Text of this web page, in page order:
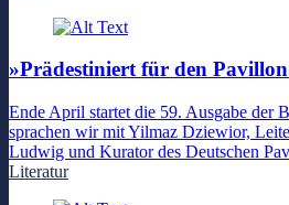
»Prädestiniert für den
Ende April startet die 59. Ausgabe der
sprachen wir mit Yilmaz Dziewior,
Ludwig und Kurator des Deutschen
Literatur